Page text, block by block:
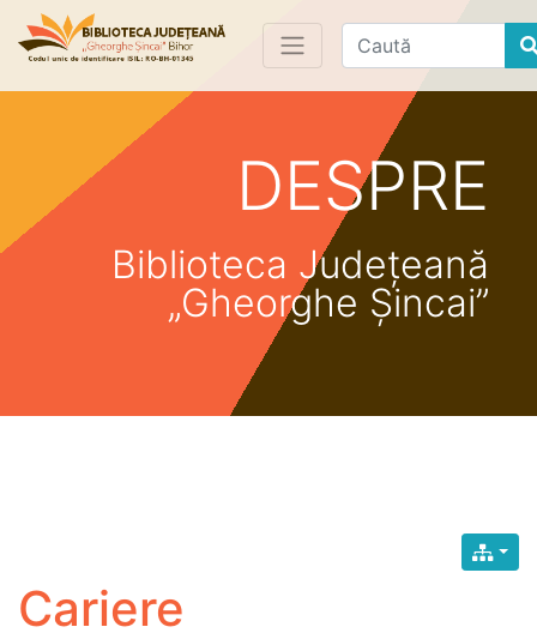
Find
DESPRE
Biblioteca Județeană
„Gheorghe Șincai”
Cariere